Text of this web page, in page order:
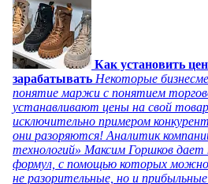
Как установить
зарабатывать Некоторые
понятие маржи с понятием
устанавливают цены на свой
исключительно примером
они разоряются! Аналитик
технологий» Максим Горшков дает
формул, с помощью которых можно
не разорительные, но и